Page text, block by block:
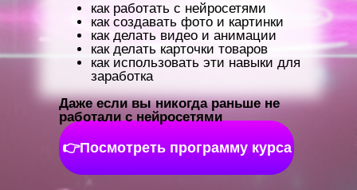
👉Посмотреть программу курса
как работать с нейросетями
как создавать фото и картинки
как делать видео и анимации
как делать карточки товаров
как использовать эти навыки для
заработка
Даже если вы никогда раньше не
работали с нейросетями